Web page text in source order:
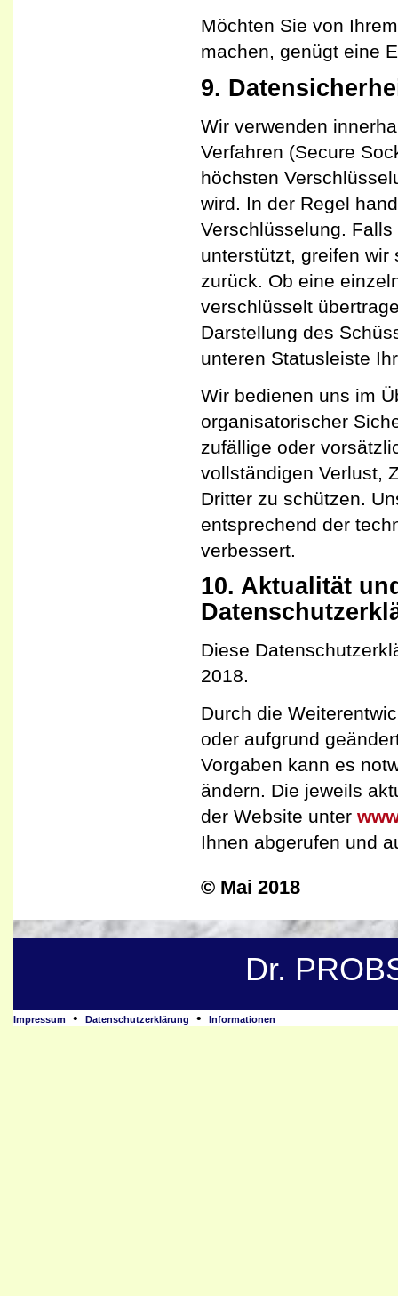
Möchten Sie von
machen, genügt eine
9.
Wir verwenden
Verfahren (Secure
höchsten
wird. In der Regel
Verschlüsselung.
unterstützt, greifen wir
zurück. Ob eine
verschlüsselt
Darstellung des
unteren Statusleiste
Wir bedienen uns im
organisatorischer
zufällige oder
vollständigen Verlust,
Dritter zu schützen.
entsprechend der
verbessert.
10. Aktualität
Diese
2018.
Durch die
oder aufgrund
Vorgaben kann es
ändern. Die jeweils
der Website unter
Ihnen abgerufen und
© Mai 2018
Dr.
Impressum • Datenschutzerklärung • Informationen